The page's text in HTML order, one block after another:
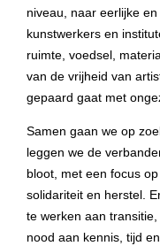
niveau, naar eerlijke
kunstwerkers en
ruimte, voedsel,
van de vrijheid van
gepaard gaat met
Samen gaan we op
leggen we de
bloot, met een focus
solidariteit en herstel.
te werken aan
nood aan kennis, tijd